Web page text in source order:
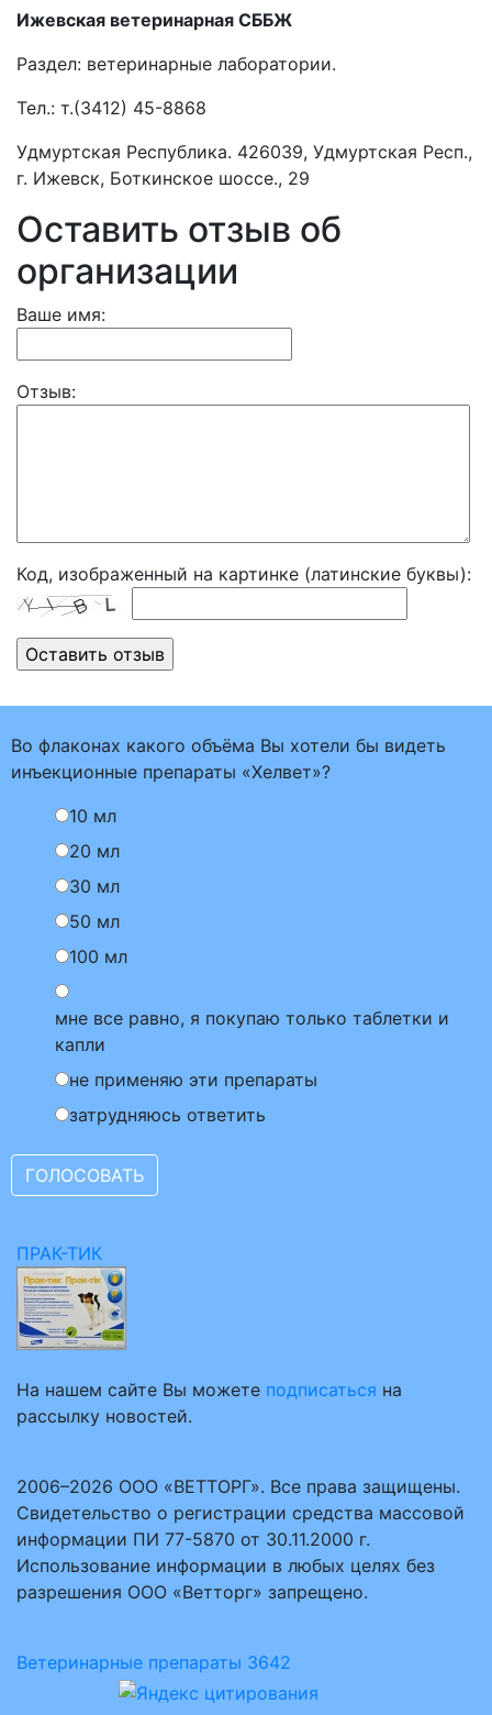
Ижевская ветеринарная СББЖ
Раздел: ветеринарные лаборатории.
Тел.: т.(3412) 45-8868
Удмуртская Республика. 426039, Удмуртская Респ.,
г. Ижевск, Боткинское шоссе., 29
Оставить отзыв об
организации
Ваше имя:
Отзыв:
Код, изображенный на картинке (латинские буквы):
Во флаконах какого объёма Вы хотели бы видеть
инъекционные препараты «Хелвет»?
10 мл
20 мл
30 мл
50 мл
100 мл
мне все равно, я покупаю только таблетки и
капли
не применяю эти препараты
затрудняюсь ответить
ПРАК-ТИК
На нашем сайте Вы можете подписаться на
рассылку новостей.
2006–2026 ООО «ВЕТТОРГ». Все права защищены.
Свидетельство о регистрации средства массовой
информации ПИ 77-5870 от 30.11.2000 г.
Использование информации в любых целях без
разрешения ООО «Ветторг» запрещено.
Ветеринарные препараты 3642